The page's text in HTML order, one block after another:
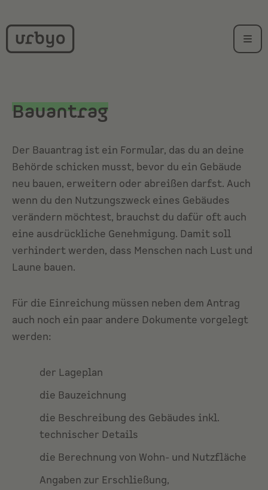
Bauantrag
Der Bauantrag ist ein Formular, das du an deine
Behörde schicken musst, bevor du ein Gebäude
neu bauen, erweitern oder abreißen darfst. Auch
wenn du den Nutzungszweck eines Gebäudes
verändern möchtest, brauchst du dafür oft auch
eine ausdrückliche Genehmigung. Damit soll
verhindert werden, dass Menschen nach Lust und
Laune bauen.
Für die Einreichung müssen neben dem Antrag
auch noch ein paar andere Dokumente vorgelegt
werden:
der Lageplan
die Bauzeichnung
die Beschreibung des Gebäudes inkl.
technischer Details
die Berechnung von Wohn- und Nutzfläche
Angaben zur Erschließung,